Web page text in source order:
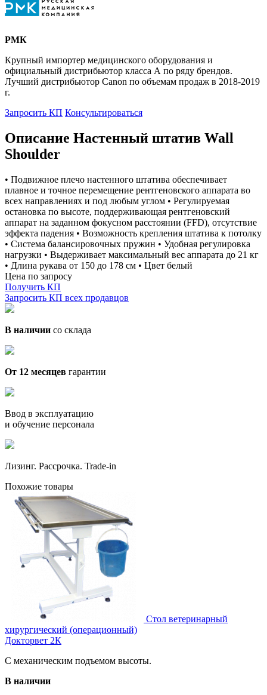
РМК
Крупный импортер медицинского оборудования и
официальный дистрибьютор класса А по ряду брендов.
Лучший дистрибьютор Canon по объемам продаж в 2018-2019
г.
Запросить КП Консультироваться
Описание Настенный штатив Wall
Shoulder
• Подвижное плечо настенного штатива обеспечивает
плавное и точное перемещение рентгеновского аппарата во
всех направлениях и под любым углом • Регулируемая
остановка по высоте, поддерживающая рентгеновский
аппарат на заданном фокусном расстоянии (FFD), отсутствие
эффекта падения • Возможность крепления штатива к потолку
• Система балансировочных пружин • Удобная регулировка
нагрузки • Выдерживает максимальный вес аппарата до 21 кг
• Длина рукава от 150 до 178 см • Цвет белый
Цена по запросу
Получить КП
Запросить КП всех продавцов
В наличии со склада
От 12 месяцев гарантии
Ввод в эксплуатацию
и обучение персонала
Лизинг. Рассрочка. Trade-in
Похожие товары
Стол ветеринарный
хирургический (операционный)
Докторвет 2К
С механическим подъемом высоты.
В наличии